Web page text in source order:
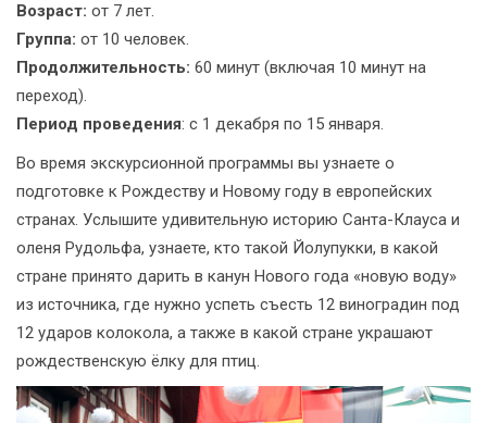
Возраст: от 7 лет.
Группа: от 10 человек.
Продолжительность: 60 минут (включая 10 минут на
переход).
Период проведения: с 1 декабря по 15 января.
Во время экскурсионной программы вы узнаете о
подготовке к Рождеству и Новому году в европейских
странах. Услышите удивительную историю Санта-Клауса и
оленя Рудольфа, узнаете, кто такой Йолупукки, в какой
стране принято дарить в канун Нового года «новую воду»
из источника, где нужно успеть съесть 12 виноградин под
12 ударов колокола, а также в какой стране украшают
рождественскую ёлку для птиц.